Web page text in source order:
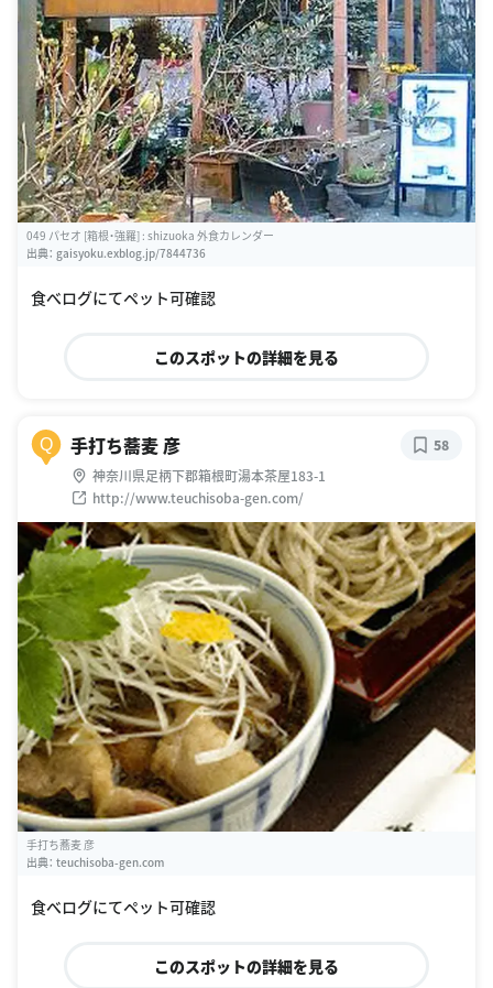
049 パセオ [箱根・強羅] : shizuoka 外食カレンダー
出典： gaisyoku.exblog.jp/7844736
食べログにてペット可確認
このスポットの詳細を見る
Q 手打ち蕎麦 彦
神奈川県足柄下郡箱根町湯本茶屋183-1
http://www.teuchisoba-gen.com/
58
手打ち蕎麦 彦
出典： teuchisoba-gen.com
食べログにてペット可確認
このスポットの詳細を見る